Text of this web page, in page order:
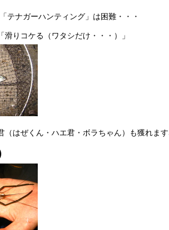
テナガーハンティング」は困難・・・
りコケる（ワタシだけ・・・）」
はぜくん・ハエ君・ボラちゃん）も獲れま